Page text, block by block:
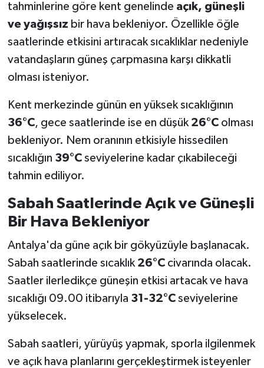
tahminlerine göre kent genelinde açık, güneşli
ve yağışsız bir hava bekleniyor. Özellikle öğle
saatlerinde etkisini artıracak sıcaklıklar nedeniyle
vatandaşların güneş çarpmasına karşı dikkatli
olması isteniyor.
Kent merkezinde günün en yüksek sıcaklığının
36°C, gece saatlerinde ise en düşük 26°Colması
bekleniyor. Nem oranının etkisiyle hissedilen
sıcaklığın 39°Cseviyelerine kadar çıkabileceği
tahmin ediliyor.
Sabah Saatlerinde Açık ve Güneşli
Bir Hava Bekleniyor
Antalya'da güne açık bir gökyüzüyle başlanacak.
Sabah saatlerinde sıcaklık 26°Ccivarında olacak.
Saatler ilerledikçe güneşin etkisi artacak ve hava
sıcaklığı 09.00 itibarıyla 31-32°Cseviyelerine
yükselecek.
Sabah saatleri, yürüyüş yapmak, sporla ilgilenmek
ve açık hava planlarını gerçekleştirmek isteyenler